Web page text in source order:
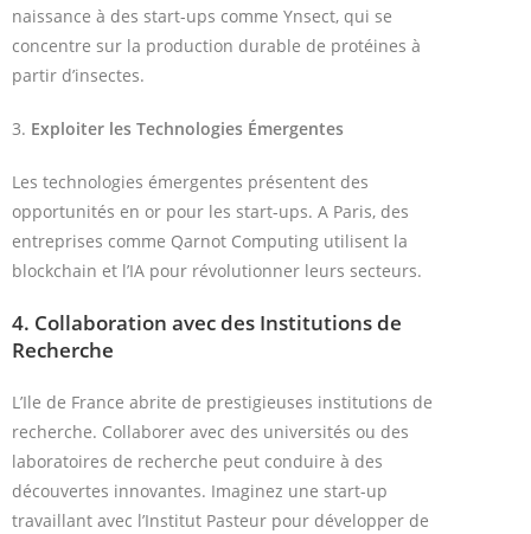
naissance à des start-ups comme Ynsect, qui se
concentre sur la production durable de protéines à
partir d’insectes.
3. Exploiter les Technologies Émergentes
Les technologies émergentes présentent des
opportunités en or pour les start-ups. A Paris, des
entreprises comme Qarnot Computing utilisent la
blockchain et l’IA pour révolutionner leurs secteurs.
4. Collaboration avec des Institutions de
Recherche
L’Ile de France abrite de prestigieuses institutions de
recherche. Collaborer avec des universités ou des
laboratoires de recherche peut conduire à des
découvertes innovantes. Imaginez une start-up
travaillant avec l’Institut Pasteur pour développer de